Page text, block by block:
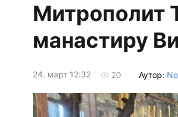
Митрополит
манастиру
24. март 12:32 20 Аутор: